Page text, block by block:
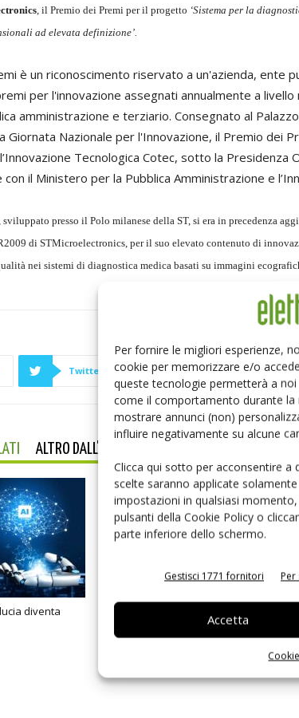
Per fornire le migliori esperienze,
cookie per memorizzare e/o
queste tecnologie permetterà a
come il comportamento durante la
mostrare annunci (non)
influire negativamente su alcune
Clicca qui sotto per acconsentire
scelte saranno applicate
impostazioni in qualsiasi
pulsanti della Cookie Policy o
parte inferiore dello schermo.
Gestisci 1771 fornitori Per
Accetta
, il Premio dei Premi per il progetto ‘Sistema per la
ad elevata definizione’.
è un riconoscimento riservato a un'azienda, ente
per l'innovazione assegnati annualmente a livello
amministrazione e terziario. Consegnato al
Giornata Nazionale per l'Innovazione, il Premio dei
Tecnologica Cotec, sotto la Presidenza
con il Ministero per la Pubblica Amministrazione e
presso il Polo milanese della ST, si era in precedenza
di STMicroelectronics, per il suo elevato contenuto di
nei sistemi di diagnostica medica basati su immagini
Twitter Linkedin
ALTRO DALL'AUTORE
diventa
Smart home: la sfida passa da
sicurezza e interoperabilità